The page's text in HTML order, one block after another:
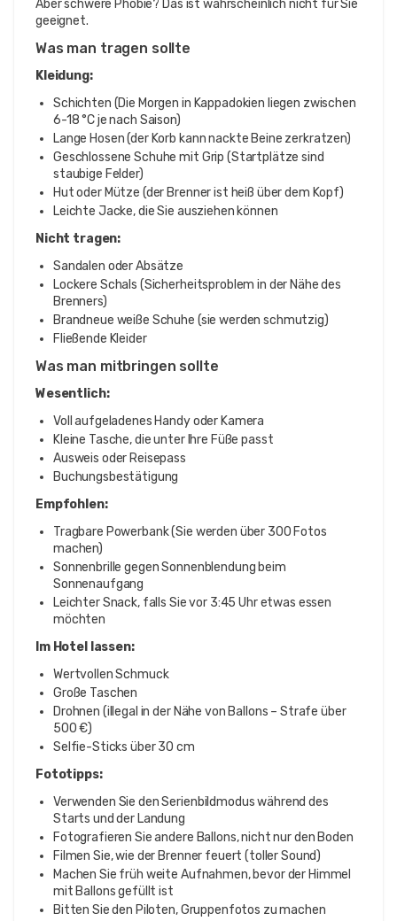
Aber schwere Phobie? Das ist wahrscheinlich nicht für Sie
geeignet.
Was man tragen sollte
Kleidung:
Schichten (Die Morgen in Kappadokien liegen zwischen
6-18 °C je nach Saison)
Lange Hosen (der Korb kann nackte Beine zerkratzen)
Geschlossene Schuhe mit Grip (Startplätze sind
staubige Felder)
Hut oder Mütze (der Brenner ist heiß über dem Kopf)
Leichte Jacke, die Sie ausziehen können
Nicht tragen:
Sandalen oder Absätze
Lockere Schals (Sicherheitsproblem in der Nähe des
Brenners)
Brandneue weiße Schuhe (sie werden schmutzig)
Fließende Kleider
Was man mitbringen sollte
Wesentlich:
Voll aufgeladenes Handy oder Kamera
Kleine Tasche, die unter Ihre Füße passt
Ausweis oder Reisepass
Buchungsbestätigung
Empfohlen:
Tragbare Powerbank (Sie werden über 300 Fotos
machen)
Sonnenbrille gegen Sonnenblendung beim
Sonnenaufgang
Leichter Snack, falls Sie vor 3:45 Uhr etwas essen
möchten
Im Hotel lassen:
Wertvollen Schmuck
Große Taschen
Drohnen (illegal in der Nähe von Ballons – Strafe über
500 €)
Selfie-Sticks über 30 cm
Fototipps:
Verwenden Sie den Serienbildmodus während des
Starts und der Landung
Fotografieren Sie andere Ballons, nicht nur den Boden
Filmen Sie, wie der Brenner feuert (toller Sound)
Machen Sie früh weite Aufnahmen, bevor der Himmel
mit Ballons gefüllt ist
Bitten Sie den Piloten, Gruppenfotos zu machen